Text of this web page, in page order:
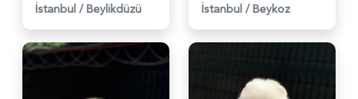
İstanbul / Beylikdüzü İstanbul / Beykoz